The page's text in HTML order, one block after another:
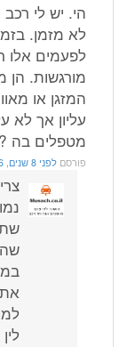
לא מזמן.
לפעמים אלו
מורגשות. הן
המזגן או
עליון אך לא
מטפלים בה ?
פורסם לפני 8 שנים, 6 חודשים
לין